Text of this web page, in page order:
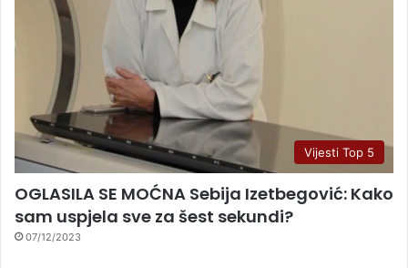
Vijesti Top 5
OGLASILA SE MOĆNA Sebija Izetbegović: Kako
sam uspjela sve za šest sekundi?
07/12/2023